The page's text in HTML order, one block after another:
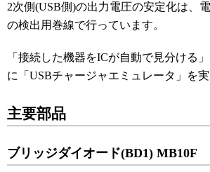
2次側(USB側)の出力電圧の安定化は、
の検出用巻線で行っています。
「接続した機器をICが自動で見分ける
に「USBチャージャエミュレータ」を実
主要部品
ブリッジダイオード(BD1) MB10F